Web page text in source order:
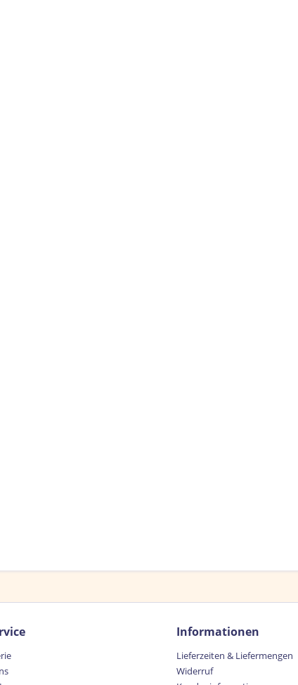
Informationen
Lieferzeiten & Liefermengen
Widerruf